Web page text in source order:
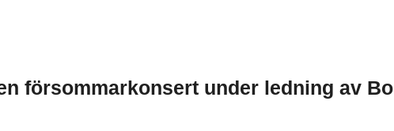
försommarkonsert under ledning av Bo